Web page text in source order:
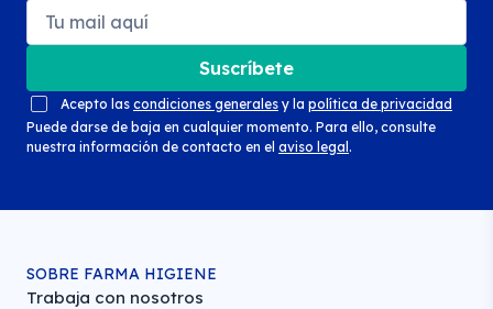
Suscríbete
Acepto las condiciones generales y la política de privacidad
Puede darse de baja en cualquier momento. Para ello, consulte
nuestra información de contacto en el aviso legal .
SOBRE FARMA HIGIENE
Trabaja con nosotros